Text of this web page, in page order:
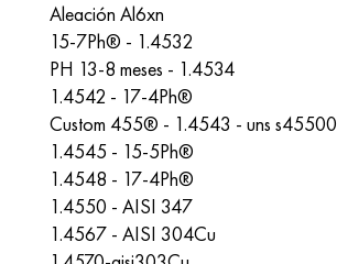
Aleación Al6xn
15-7Ph® - 1.4532
PH 13-8 meses - 1.4534
1.4542 - 17-4Ph®
Custom 455® - 1.4543 - uns s45500
1.4545 - 15-5Ph®
1.4548 - 17-4Ph®
1.4550 - AISI 347
1.4567 - AISI 304Cu